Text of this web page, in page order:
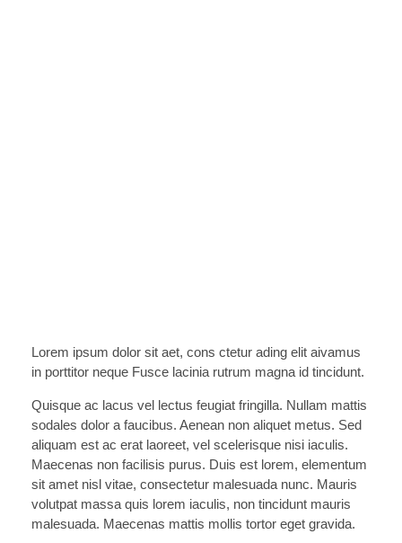
Lorem ipsum dolor sit aet, cons ctetur ading elit aivamus
in porttitor neque Fusce lacinia rutrum magna id tincidunt.
Quisque ac lacus vel lectus feugiat fringilla. Nullam mattis
sodales dolor a faucibus. Aenean non aliquet metus. Sed
aliquam est ac erat laoreet, vel scelerisque nisi iaculis.
Maecenas non facilisis purus. Duis est lorem, elementum
sit amet nisl vitae, consectetur malesuada nunc. Mauris
volutpat massa quis lorem iaculis, non tincidunt mauris
malesuada. Maecenas mattis mollis tortor eget gravida.